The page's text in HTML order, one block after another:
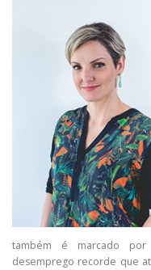
também é marcado
desemprego recorde que